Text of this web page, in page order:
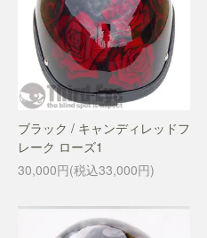
ブラック / キャンディレッドフ
レーク ローズ1
30,000円(税込33,000円)